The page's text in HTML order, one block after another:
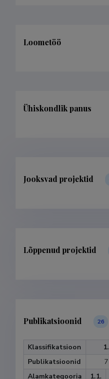
Loometöö
Ühiskondlik panus
Jooksvad projektid
Lõppenud projektid
Publikatsioonid 26
Klassifikatsioon 1.
Publikatsioonid
7
Alamkategooria
1.1.